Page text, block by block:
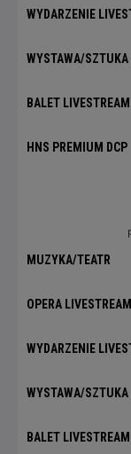
WYDARZENIE
WYSTAWA/SZTUKA
BALET LIVESTREAM
HNS PREMIUM DCP
MUZYKA/TEATR
OPERA LIVESTREAM
WYDARZENIE
WYSTAWA/SZTUKA
BALET LIVESTREAM